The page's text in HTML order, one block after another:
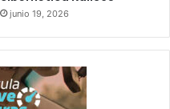
junio 19, 2026